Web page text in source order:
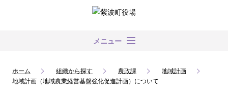
メニュー
ホーム 組織から探す 農政課
地域計画
地域計画（地域農業経営基盤強化促進計画）について